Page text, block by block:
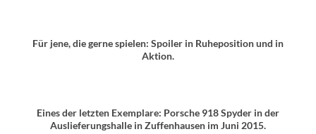
Für jene, die gerne spielen: Spoiler in Ruheposition und in
Aktion.
Eines der letzten Exemplare: Porsche 918 Spyder in der
Auslieferungshalle in Zuffenhausen im Juni 2015.